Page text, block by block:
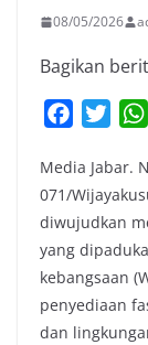
08/05/2026
Bagikan
c
e
b
o
o
k
i
t
t
e
r
Media Jabar.
071/
diwujudkan
yang
kebangsaan
penyediaan
dan